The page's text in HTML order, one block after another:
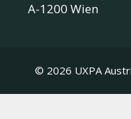
A-1200 Wien
© 2026 UXPA